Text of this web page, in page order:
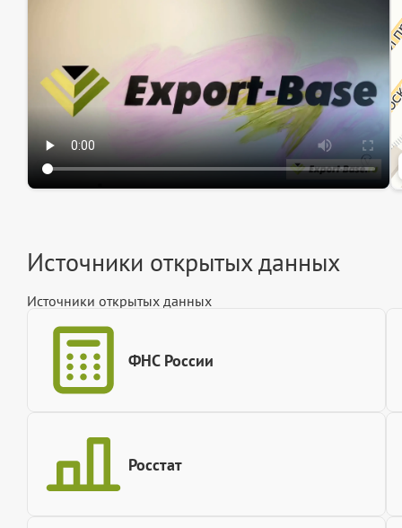
Источники открытых данных
Источники открытых данных
ФНС России
Росстат